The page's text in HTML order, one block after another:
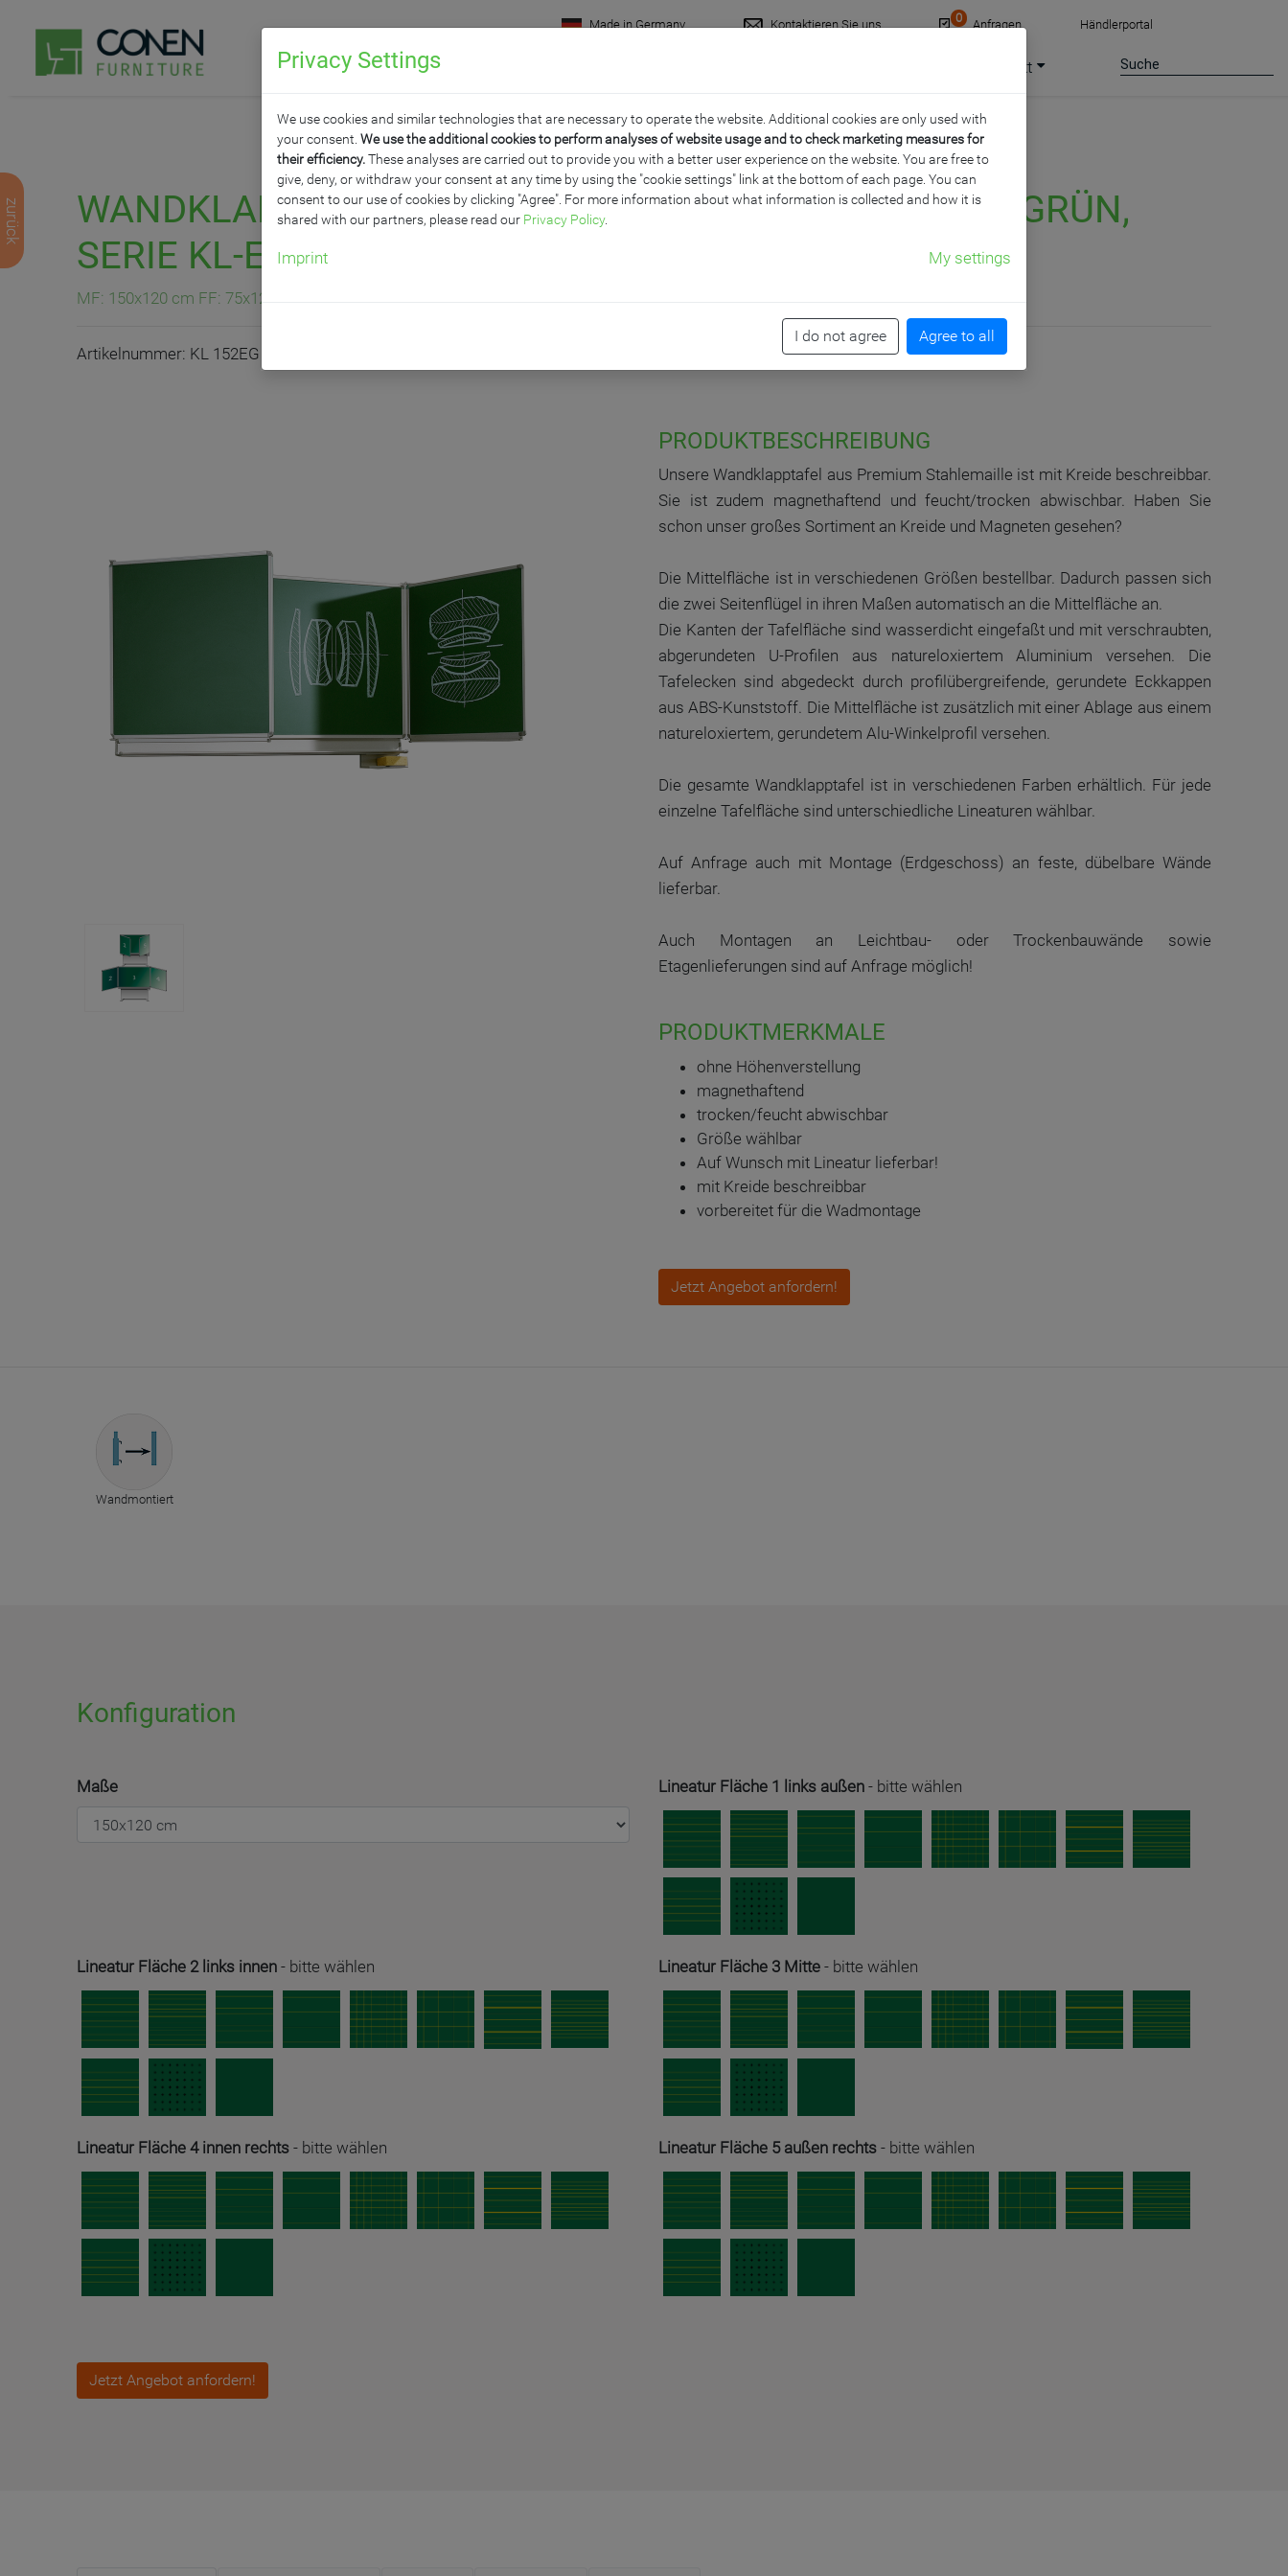
Made in Germany Kontaktieren Sie uns 0 Anfragen Händlerportal
Produkte Kontakt
zurück
WANDKLAPPTAFEL AUS PREMIUM STAHLEMAILLE IN GRÜN,
SERIE KL-E
MF: 150x120 cm FF: 75x120 cm
Artikelnummer: KL 152EG
PRODUKTBESCHREIBUNG
Unsere Wandklapptafel aus Premium Stahlemaille ist mit Kreide beschreibbar.
Sie ist zudem magnethaftend und feucht/trocken abwischbar. Haben Sie
schon unser großes Sortiment an Kreide und Magneten gesehen?
Die Mittelfläche ist in verschiedenen Größen bestellbar. Dadurch passen sich
die zwei Seitenflügel in ihren Maßen automatisch an die Mittelfläche an.
Die Kanten der Tafelfläche sind wasserdicht eingefaßt und mit verschraubten,
abgerundeten U-Profilen aus natureloxiertem Aluminium versehen. Die
Tafelecken sind abgedeckt durch profilübergreifende, gerundete Eckkappen
aus ABS-Kunststoff. Die Mittelfläche ist zusätzlich mit einer Ablage aus einem
natureloxiertem, gerundetem Alu-Winkelprofil versehen.
Die gesamte Wandklapptafel ist in verschiedenen Farben erhältlich. Für jede
einzelne Tafelfläche sind unterschiedliche Lineaturen wählbar.
Auf Anfrage auch mit Montage (Erdgeschoss) an feste, dübelbare Wände
lieferbar.
Auch Montagen an Leichtbau- oder Trockenbauwände sowie
Etagenlieferungen sind auf Anfrage möglich!
PRODUKTMERKMALE
ohne Höhenverstellung
magnethaftend
trocken/feucht abwischbar
Größe wählbar
Auf Wunsch mit Lineatur lieferbar!
mit Kreide beschreibbar
vorbereitet für die Wadmontage
Jetzt Angebot anfordern!
Wandmontiert
Konfiguration
Maße Lineatur Fläche 1 links außen - bitte wählen
Lineatur Fläche 2 links innen - bitte wählen Lineatur Fläche 3 Mitte - bitte wählen
Lineatur Fläche 4 innen rechts - bitte wählen Lineatur Fläche 5 außen rechts - bitte wählen
Jetzt Angebot anfordern!
Privacy Settings
We use cookies and similar technologies that are necessary to operate the website. Additional cookies are only used with
your consent. We use the additional cookies to perform analyses of website usage and to check marketing measures for
their efficiency.These analyses are carried out to provide you with a better user experience on the website. You are free to
give, deny, or withdraw your consent at any time by using the "cookie settings" link at the bottom of each page. You can
consent to our use of cookies by clicking "Agree". For more information about what information is collected and how it is
shared with our partners, please read our Privacy Policy.
Imprint My settings
I do not agree Agree to all